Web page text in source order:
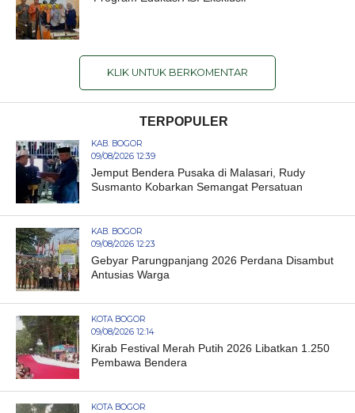
KLIK UNTUK BERKOMENTAR
TERPOPULER
KAB. BOGOR
09/08/2026 12:39
Jemput Bendera Pusaka di Malasari, Rudy
Susmanto Kobarkan Semangat Persatuan
KAB. BOGOR
09/08/2026 12:23
Gebyar Parungpanjang 2026 Perdana Disambut
Antusias Warga
KOTA BOGOR
09/08/2026 12:14
Kirab Festival Merah Putih 2026 Libatkan 1.250
Pembawa Bendera
KOTA BOGOR